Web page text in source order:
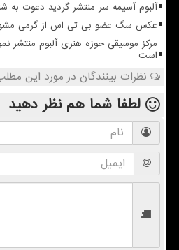
آلبوم آسیمه سر منتشر گردید دعوت به
عکس سگ عضو بی تی اس از گرمی
مرکز موسیقی حوزه هنری آلبوم منتشر
است
نظرات بینندگان در مورد این
لطفا شما همنظر دهید